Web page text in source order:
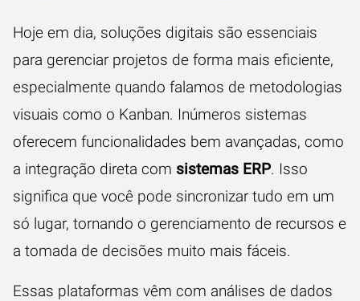
Hoje em dia, soluções digitais são essenciais
para gerenciar projetos de forma mais eficiente,
especialmente quando falamos de metodologias
visuais como o Kanban. Inúmeros sistemas
oferecem funcionalidades bem avançadas, como
a integração direta com sistemas ERP. Isso
significa que você pode sincronizar tudo em um
só lugar, tornando o gerenciamento de recursos e
a tomada de decisões muito mais fáceis.
Essas plataformas vêm com análises de dados